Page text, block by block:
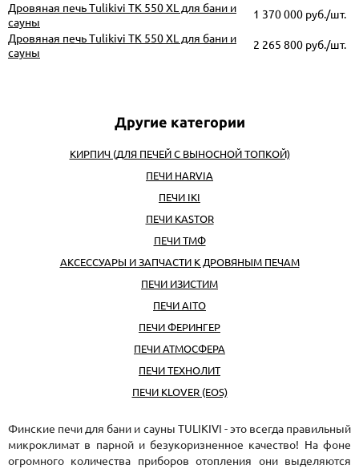
Дровяная печь Tulikivi TK 550 XL для бани и
сауны
1 370 000руб./шт.
Дровяная печь Tulikivi TK 550 XL для бани и
сауны
2 265 800руб./шт.
КИРПИЧ (ДЛЯ ПЕЧЕЙ С ВЫНОСНОЙ ТОПКОЙ)
ПЕЧИ HARVIA
ПЕЧИ IKI
ПЕЧИ KASTOR
ПЕЧИ ТМФ
АКСЕССУАРЫ И ЗАПЧАСТИ К ДРОВЯНЫМ ПЕЧАМ
ПЕЧИ ИЗИСТИМ
ПЕЧИ AITO
ПЕЧИ ФЕРИНГЕР
ПЕЧИ АТМОСФЕРА
ПЕЧИ ТЕХНОЛИТ
ПЕЧИ KLOVER (EOS)
Финские печи для бани и сауны TULIKIVI - это всегда правильный
микроклимат в парной и безукоризненное качество! На фоне
огромного количества приборов отопления они выделяются